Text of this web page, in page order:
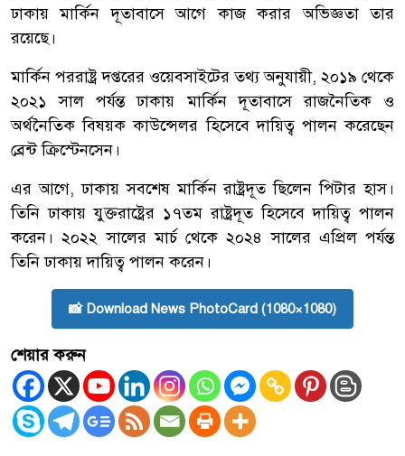
ঢাকায় মার্কিন দূতাবাসে আগে কাজ করার অভিজ্ঞতা তার
রয়েছে।
মার্কিন পররাষ্ট্র দপ্তরের ওয়েবসাইটের তথ্য অনুযায়ী, ২০১৯ থেকে
২০২১ সাল পর্যন্ত ঢাকায় মার্কিন দূতাবাসে রাজনৈতিক ও
অর্থনৈতিক বিষয়ক কাউন্সেলর হিসেবে দায়িত্ব পালন করেছেন
ব্রেন্ট ক্রিস্টেনসেন।
এর আগে, ঢাকায় সবশেষ মার্কিন রাষ্ট্রদূত ছিলেন পিটার হাস।
তিনি ঢাকায় যুক্তরাষ্ট্রের ১৭তম রাষ্ট্রদূত হিসেবে দায়িত্ব পালন
করেন। ২০২২ সালের মার্চ থেকে ২০২৪ সালের এপ্রিল পর্যন্ত
তিনি ঢাকায় দায়িত্ব পালন করেন।
📸 Download News PhotoCard (1080×1080)
শেয়ার করুন